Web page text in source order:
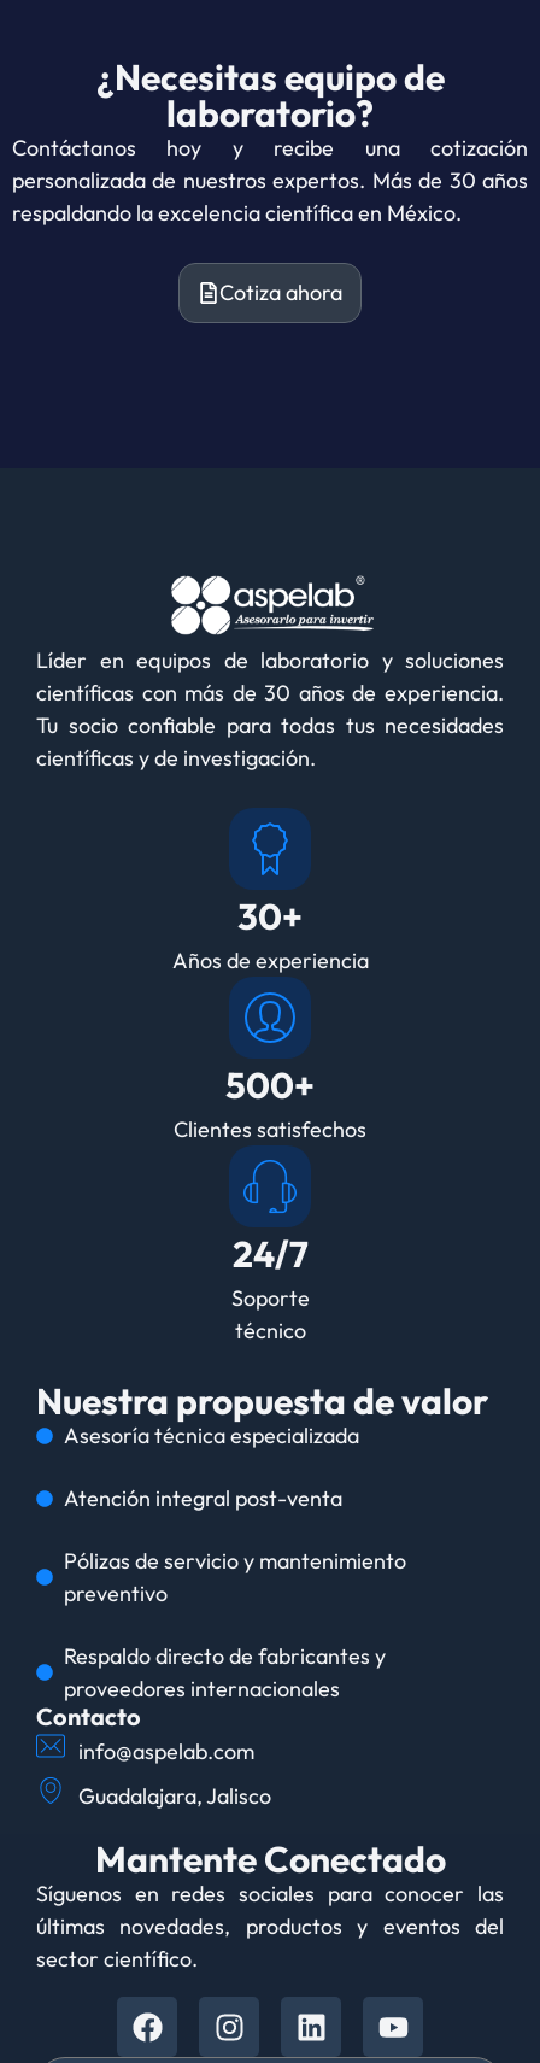
¿Necesitas equipo de
laboratorio?
Contáctanos hoy y recibe una cotización
personalizada de nuestros expertos. Más de 30 años
respaldando la excelencia científica en México.
Cotiza ahora
Líder en equipos de laboratorio y soluciones
científicas con más de 30 años de experiencia.
Tu socio confiable para todas tus necesidades
científicas y de investigación.
30+
Años de experiencia
500+
Clientes satisfechos
24/7
Soporte
técnico
Nuestra propuesta de valor
Asesoría técnica especializada
Atención integral post-venta
Pólizas de servicio y mantenimiento
preventivo
Respaldo directo de fabricantes y
proveedores internacionales
Contacto
info@aspelab.com
Guadalajara, Jalisco
Mantente Conectado
Síguenos en redes sociales para conocer las
últimas novedades, productos y eventos del
sector científico.